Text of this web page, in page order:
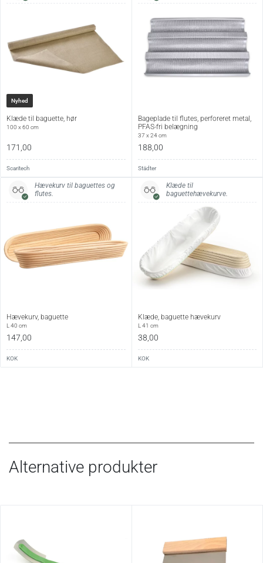
L 60 × B 10 × H 0,5 cm
Vægt
173 g
Ophæng
Hul til ophæng
Vedligehold:
en let fugtig klud og tørres grundigt. Undgå at lade brættet
Nyhed
Klæde til baguette, hør
100 x 60 cm
171,00
Scaritech
Bageplade til flutes, perforeret metal,
PFAS-fri belægning
37 x 24 cm
188,00
Städter
Hævekurv til baguettes og
flutes.
Hævekurv, baguette
L 40 cm
147,00
KOK
Klæde til
baguettehævekurve.
Klæde, baguette hævekurv
L 41 cm
38,00
KOK
Alternative produkter